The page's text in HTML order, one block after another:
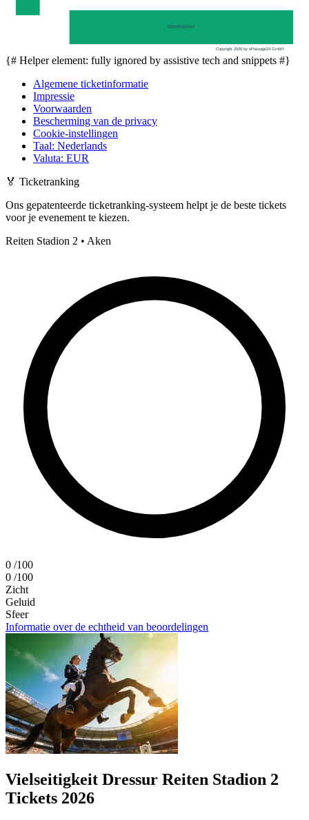
Westtribüne
Copyright 2026 by ePassage24 GmbH
{# Helper element: fully ignored by assistive tech and snippets #}
Algemene ticketinformatie
Impressie
Voorwaarden
Bescherming van de privacy
Cookie-instellingen
Taal: Nederlands
Valuta: EUR
🏅 Ticketranking
Ons gepatenteerde ticketranking-systeem helpt je de beste tickets
voor je evenement te kiezen.
Reiten Stadion 2 • Aken
0 /100
0 /100
Zicht
Geluid
Sfeer
Informatie over de echtheid van beoordelingen
Vielseitigkeit Dressur Reiten Stadion 2
Tickets 2026